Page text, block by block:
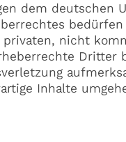
dem deutschen
nicht
Dritter
Inhalte